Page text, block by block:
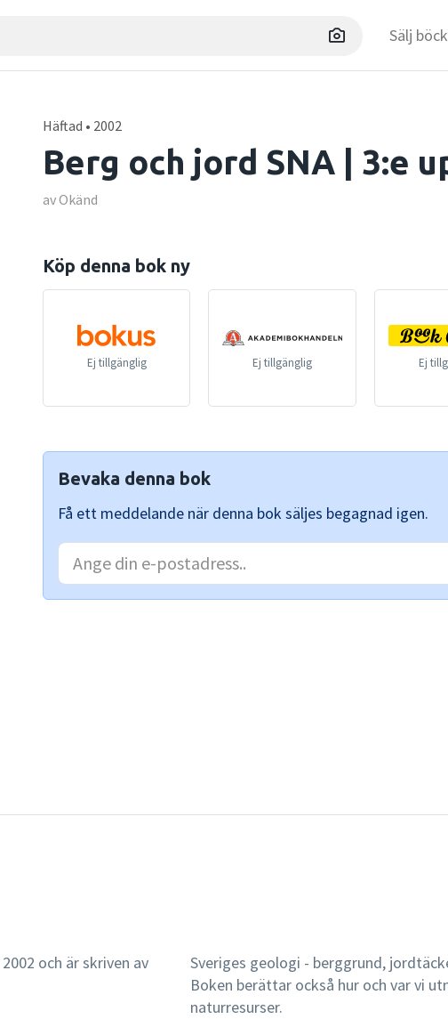
Sälj
Häftad • 2002
Berg och jord SNA | 3:e
av Okänd
Köp denna bok ny
Ej tillgänglig Ej tillgänglig Ej
Bevaka denna bok
Få ett meddelande när denna bok säljes begagnad igen.
och är skriven av
Sveriges geologi - berggrund,
Boken berättar också hur och var vi
naturresurser.